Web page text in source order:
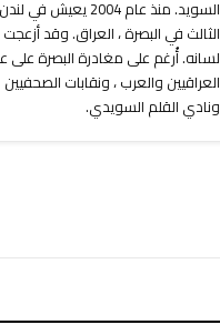
الثالث في البصرة ، العراق. وقد
لسانه. أُرغم على مغادرة البصرة
العراقيين والعرب ، ونقابات
ونادي القلم السويدي.